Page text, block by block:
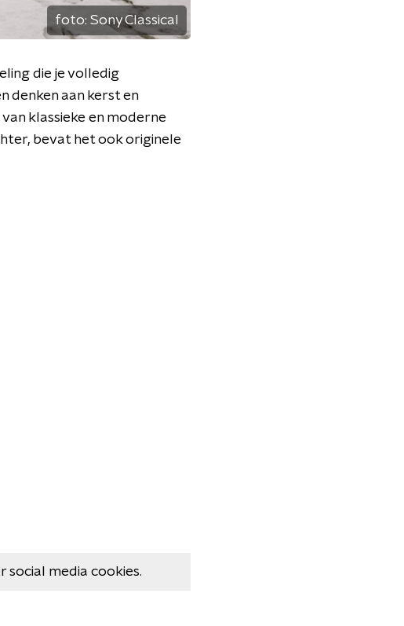
foto: Sony Classical
die je volledig
denken aan kerst en
klassieke en moderne
bevat het ook originele
social media cookies.